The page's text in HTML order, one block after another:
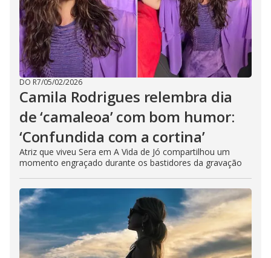
DO R7/05/02/2026
Camila Rodrigues relembra dia
de ‘camaleoa’ com bom humor:
‘Confundida com a cortina’
Atriz que viveu Sera em A Vida de Jó compartilhou um
momento engraçado durante os bastidores da gravação